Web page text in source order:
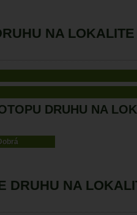
NA
DRUHU NA
DRUHU NA